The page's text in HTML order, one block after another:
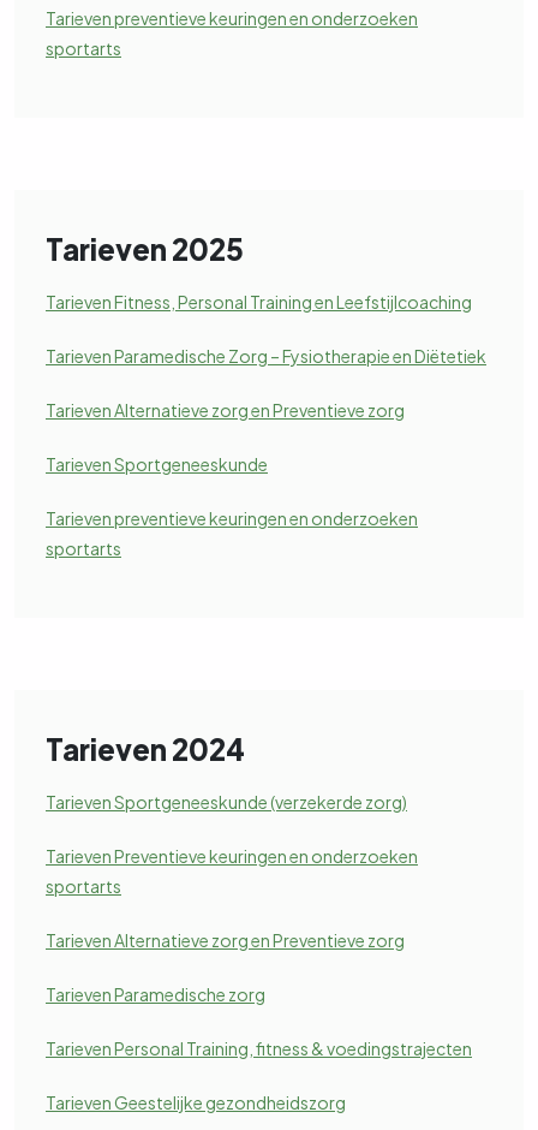
Tarieven preventieve keuringen en onderzoeken
sportarts
Tarieven 2025
Tarieven Fitness, Personal Training en Leefstijlcoaching
Tarieven Paramedische Zorg – Fysiotherapie en Diëtetiek
Tarieven Alternatieve zorg en Preventieve zorg
Tarieven Sportgeneeskunde
Tarieven preventieve keuringen en onderzoeken
sportarts
Tarieven 2024
Tarieven Sportgeneeskunde (verzekerde zorg)
Tarieven Preventieve keuringen en onderzoeken
sportarts
Tarieven Alternatieve zorg en Preventieve zorg
Tarieven Paramedische zorg
Tarieven Personal Training, fitness & voedingstrajecten
Tarieven Geestelijke gezondheidszorg